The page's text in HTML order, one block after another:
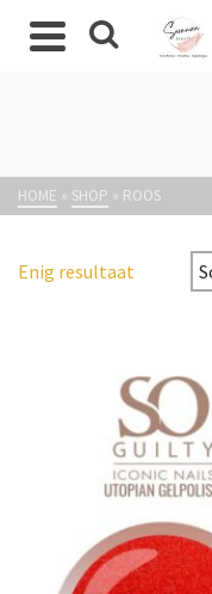
HOME » SHOP » ROOS
Enig resultaat